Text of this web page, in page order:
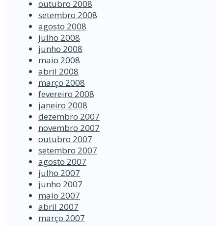
outubro 2008
setembro 2008
agosto 2008
julho 2008
junho 2008
maio 2008
abril 2008
março 2008
fevereiro 2008
janeiro 2008
dezembro 2007
novembro 2007
outubro 2007
setembro 2007
agosto 2007
julho 2007
junho 2007
maio 2007
abril 2007
março 2007